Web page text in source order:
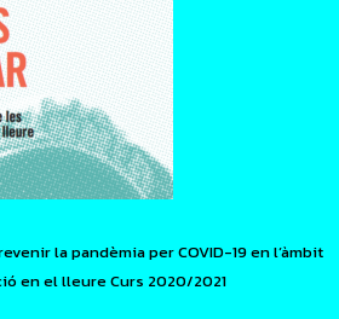
la pandèmia per COVID-19 en l’àmbit
en el lleure Curs 2020/2021